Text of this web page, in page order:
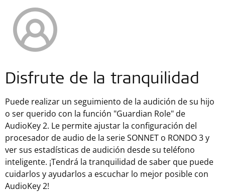
Disfrute de la tranquilidad
Puede realizar un seguimiento de la audición de su hijo
o ser querido con la función "Guardian Role" de
AudioKey 2. Le permite ajustar la configuración del
procesador de audio de la serie SONNET o RONDO 3 y
ver sus estadísticas de audición desde su teléfono
inteligente. ¡Tendrá la tranquilidad de saber que puede
cuidarlos y ayudarlos a escuchar lo mejor posible con
AudioKey 2!